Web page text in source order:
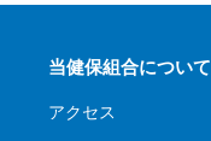
当健保組合について
アクセス